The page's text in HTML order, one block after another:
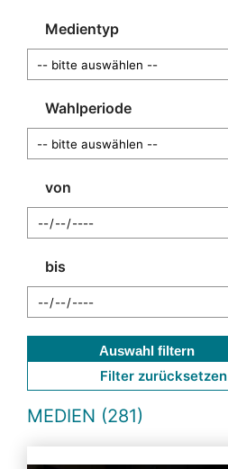
Medientyp
Wahlperiode
von
bis
Auswahl filtern
Filter zurücksetzen
MEDIEN (281)